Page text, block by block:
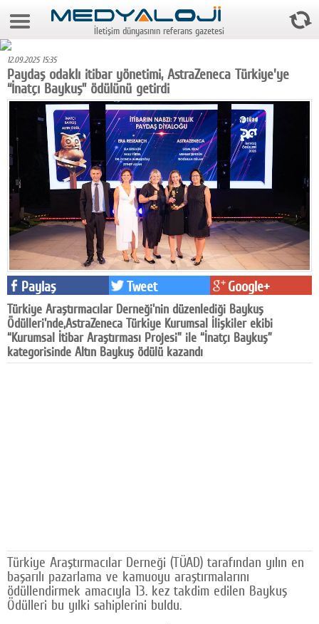
10 Ağustos 2026 19:19:26
Foto Galeri
Video Galeri
Gazeteler
Medya
Reyting-tiraj
Teknoloji
Televizyon
Dünya
Pr
Facebook
Diziler
SOSYAL MEDYA
Facebook
İletişim dünyasının referans gazetesi
12.09.2025 15:35
Paydaş odaklı itibar yönetimi, AstraZeneca Türkiye'ye
“İnatçı Baykuş” ödülünü getirdi
Paylaş Tweet Google+
Türkiye Araştırmacılar Derneği'nin düzenlediği Baykuş
Ödülleri'nde,AstraZeneca Türkiye Kurumsal İlişkiler ekibi
“Kurumsal İtibar Araştırması Projesi” ile “İnatçı Baykuş”
kategorisinde Altın Baykuş ödülü kazandı
Türkiye Araştırmacılar Derneği (TÜAD) tarafından yılın en
başarılı pazarlama ve kamuoyu araştırmalarını
ödüllendirmek amacıyla 13. kez takdim edilen Baykuş
Ödülleri bu yılki sahiplerini buldu.